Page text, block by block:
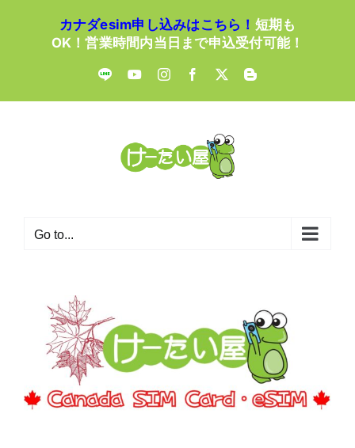
カナダesim申し込みはこちら！ 短期も
OK！営業時間内当日まで申込受付可能！
LINE YouTubeInstagramFacebook
X Blogger
Go to...